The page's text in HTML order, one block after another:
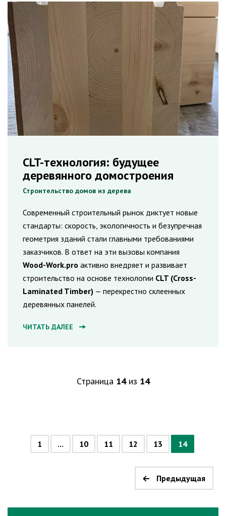
CLT-технология: будущее
деревянного домостроения
Строительство домов из дерева
Современный строительный рынок диктует новые
стандарты: скорость, экологичность и безупречная
геометрия зданий стали главными требованиями
заказчиков. В ответ на эти вызовы компания
Wood-Work.pro активно внедряет и развивает
строительство на основе технологии CLT (Cross-
Laminated Timber) — перекрестно склеенных
деревянных панелей.
ЧИТАТЬ ДАЛЕЕ
Страница 14из 14
1 ... 10 11 12 13 14
Предыдущая